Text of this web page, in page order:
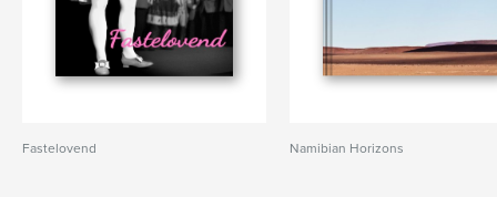
Fastelovend Namibian Horizons